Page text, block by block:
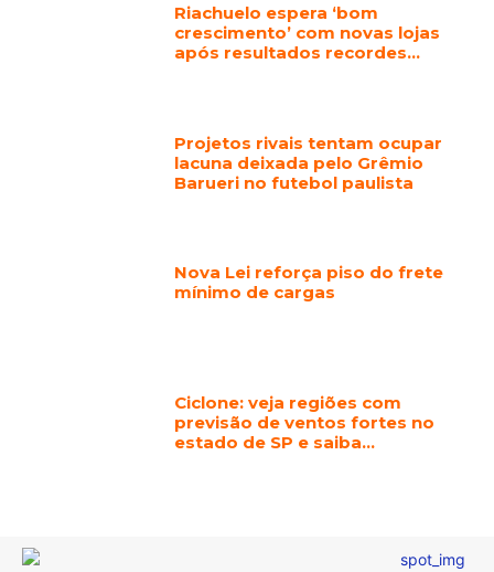
Riachuelo espera ‘bom
crescimento’ com novas lojas
após resultados recordes…
Projetos rivais tentam ocupar
lacuna deixada pelo Grêmio
Barueri no futebol paulista
Nova Lei reforça piso do frete
mínimo de cargas
Ciclone: veja regiões com
previsão de ventos fortes no
estado de SP e saiba…